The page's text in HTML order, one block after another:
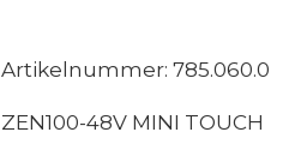
Artikelnummer: 785.060.0
ZEN100-48V MINI TOUCH